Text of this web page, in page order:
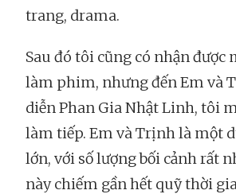
trang, drama.
Sau đó tôi cũng có nhận được
làm phim, nhưng đến Em và
diễn Phan Gia Nhật Linh, tôi
làm tiếp. Em và Trịnh là một
lớn, với số lượng bối cảnh rất
này chiếm gần hết quỹ thời